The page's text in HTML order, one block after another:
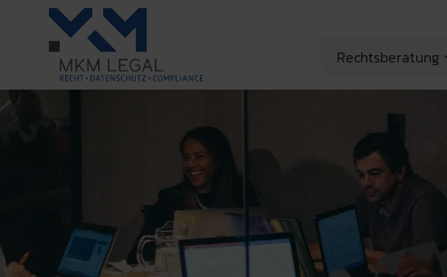
Rechtsberatung